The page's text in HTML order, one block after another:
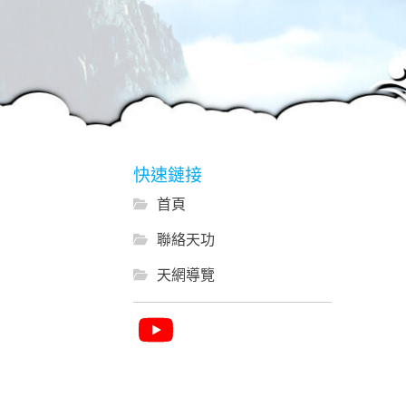
快速鏈接
首頁
聯絡天功
天網導覽